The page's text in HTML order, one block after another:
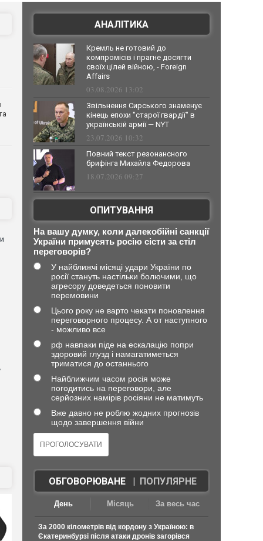
АНАЛІТИКА
Кремль не готовий до
компромісів і прагне досягти
своїх цілей війною, - Foreign
Affairs
03.08.2026 13:02
Звільнення Сирського знаменує
кінець епохи "старої гвардії" в
українській армії — NYT
23.07.2026 10:32
Повний текст резонансного
брифінга Михайла Федорова
18.07.2026 09:27
ОПИТУВАННЯ
На вашу думку, коли далекобійні санкції
України примусять росію сісти за стіл
переговорів?
У найближчі місяці удари України по
росії стануть настільки болючими, що
агресору доведеться поновити
перемовини
Цього року не варто чекати поновлення
переговорного процесу. А от наступного
- можливо все
рф навпаки піде на ескалацію попри
здоровий глузд і намагатиметься
триматися до останнього
Найближчим часом росія може
погодитись на переговори, але
серйозних намірів росіяни не матимуть
Вже давно не роблю жодних прогнозів
щодо завершення війни
ОБГОВОРЮВАНЕ| ПОПУЛЯРНЕ
День Місяць За весь час
За 2000 кілометрів від кордону з Україною: в
Єкатеринбурзі після атаки дронів загорівся